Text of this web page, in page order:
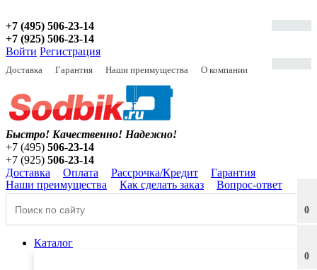
+7 (495) 506-23-14
+7 (925) 506-23-14
Войти Регистрация
Доставка Гарантия Наши преимущества О компании
0
0
Быстро! Качественно! Надежно!
+7 (495) 506-23-14
+7 (925) 506-23-14
Доставка
Оплата Рассрочка/Кредит
Гарантия
Наши преимущества
Как сделать заказ Вопрос-ответ
Каталог